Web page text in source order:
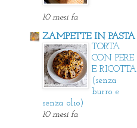
10 mesi fa
ZAMPETTE IN PASTA
TORTA
CON PERE
E RICOTTA
(senza
burro e
senza olio)
10 mesi fa